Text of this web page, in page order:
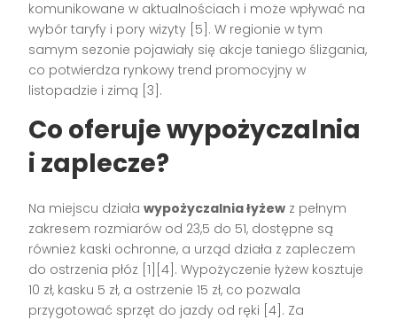
komunikowane w aktualnościach i może wpływać na
wybór taryfy i pory wizyty [5]. W regionie w tym
samym sezonie pojawiały się akcje taniego ślizgania,
co potwierdza rynkowy trend promocyjny w
listopadzie i zimą [3].
Co oferuje wypożyczalnia
i zaplecze?
Na miejscu działawypożyczalnia łyżew z pełnym
zakresem rozmiarów od 23,5 do 51, dostępne są
również kaski ochronne, a urząd działa z zapleczem
do ostrzenia płóz [1][4]. Wypożyczenie łyżew kosztuje
10 zł, kasku 5 zł, a ostrzenie 15 zł, co pozwala
przygotować sprzęt do jazdy od ręki [4]. Za